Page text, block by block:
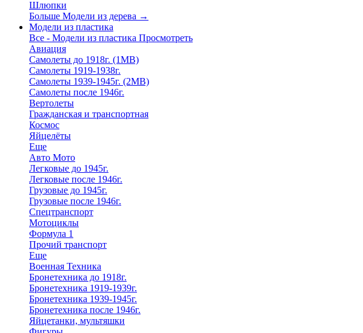
Шлюпки
Больше Модели из дерева →
Модели из пластика
Все - Модели из пластика Просмотреть
Авиация
Самолеты до 1918г. (1МВ)
Самолеты 1919-1938г.
Самолеты 1939-1945г. (2МВ)
Самолеты после 1946г.
Вертолеты
Гражданская и транспортная
Космос
Яйцелёты
Еще
Авто Мото
Легковые до 1945г.
Легковые после 1946г.
Грузовые до 1945г.
Грузовые после 1946г.
Спецтранспорт
Мотоциклы
Формула 1
Прочий транспорт
Еще
Военная Техника
Бронетехника до 1918г.
Бронетехника 1919-1939г.
Бронетехника 1939-1945г.
Бронетехника после 1946г.
Яйцетанки, мультяшки